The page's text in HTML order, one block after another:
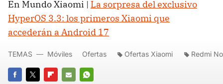
En Mundo Xiaomi | La sorpresa del exclusivo
HyperOS 3.3: los primeros Xiaomi que
accederán a Android 17
TEMAS Móviles Ofertas Ofertas Xiaomi Redmi